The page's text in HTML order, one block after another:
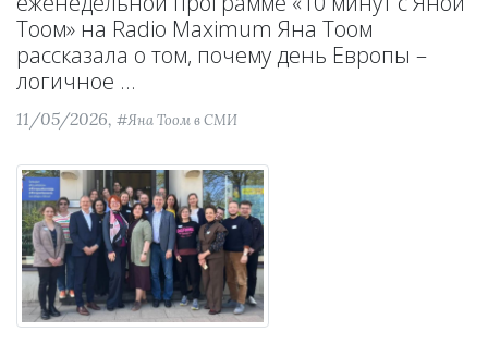
Тоом» на Radio Maximum Яна Тоом
рассказала о том, почему день Европы –
логичное ...
11/05/2026, #Яна Тоом в СМИ